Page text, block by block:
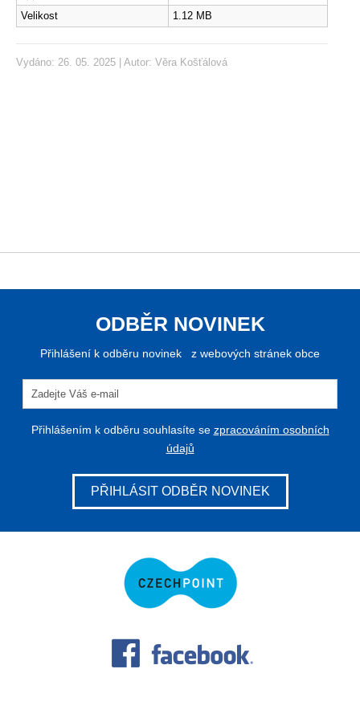
Velikost
1.12 MB
Vydáno: 26. 05. 2025 | Autor: Věra Košťálová
ODBĚR NOVINEK
Přihlášení k odběru novinek z webových stránek obce
Přihlášením k odběru souhlasíte se zpracováním osobních
údajů
PŘIHLÁSIT ODBĚR NOVINEK